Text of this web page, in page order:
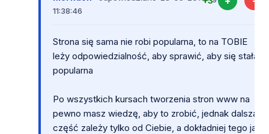
11:38:46
Strona się sama nie robi popularna, to na TOBIE
leży odpowiedzialność, aby sprawić, aby się stała
popularna
Po wszystkich kursach tworzenia stron www na
pewno masz wiedzę, aby to zrobić, jednak dalsza
część zależy tylko od Ciebie, a dokładniej tego jak